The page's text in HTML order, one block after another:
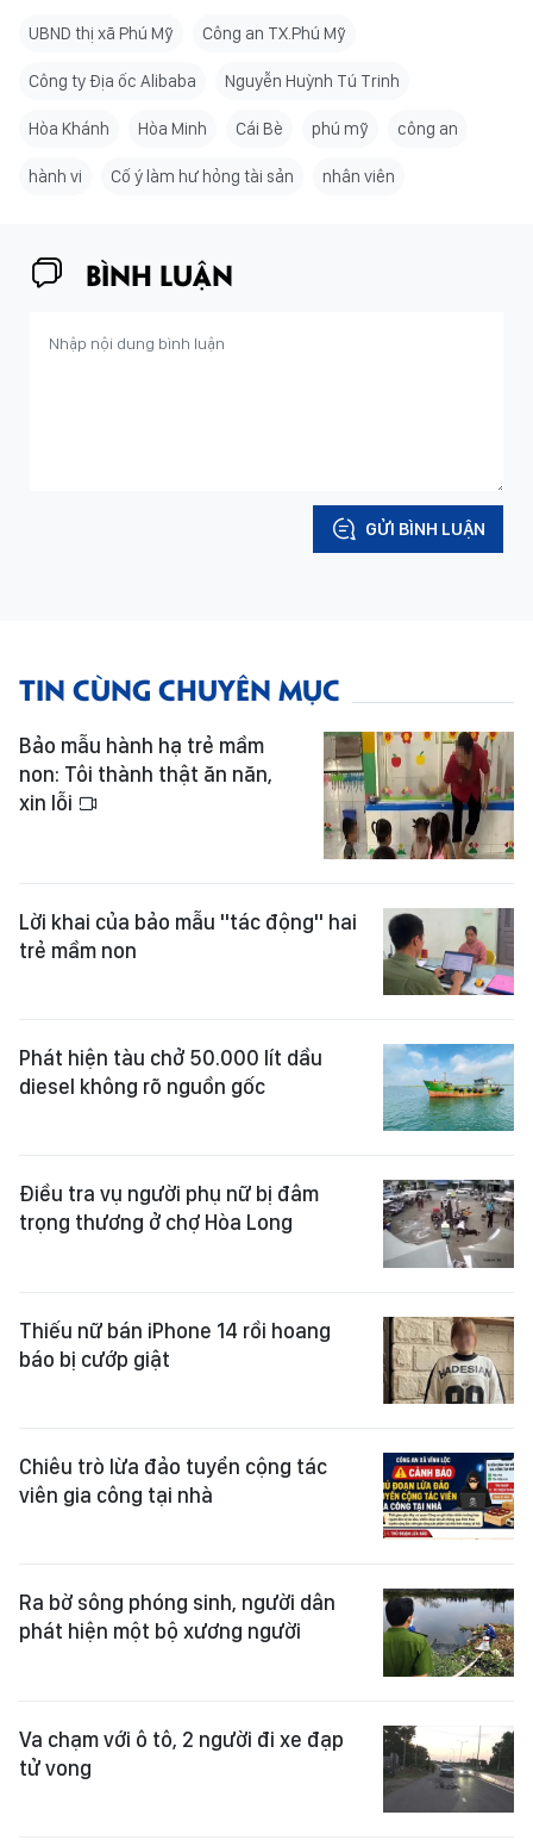
UBND thị xã Phú Mỹ Công an TX.Phú Mỹ
Công ty Địa ốc Alibaba Nguyễn Huỳnh Tú Trinh
Hòa Khánh Hòa Minh Cái Bè phú mỹ công an
hành vi Cố ý làm hư hỏng tài sản nhân viên
BÌNH LUẬN
GỬI BÌNH LUẬN
TIN CÙNG CHUYÊN MỤC
Bảo mẫu hành hạ trẻ mầm
non: Tôi thành thật ăn năn,
xin lỗi
Lời khai của bảo mẫu "tác động" hai
trẻ mầm non
Phát hiện tàu chở 50.000 lít dầu
diesel không rõ nguồn gốc
Điều tra vụ người phụ nữ bị đâm
trọng thương ở chợ Hòa Long
Thiếu nữ bán iPhone 14 rồi hoang
báo bị cướp giật
Chiêu trò lừa đảo tuyển cộng tác
viên gia công tại nhà
Ra bờ sông phóng sinh, người dân
phát hiện một bộ xương người
Va chạm với ô tô, 2 người đi xe đạp
tử vong